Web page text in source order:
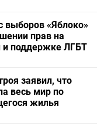
выборов «Яблоко»
прав на
и поддержке ЛГБТ
заявил, что
весь мир по
жилья